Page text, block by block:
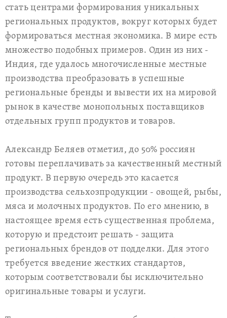
стать центрами формирования уникальных
региональных продуктов, вокруг которых будет
формироваться местная экономика. В мире есть
множество подобных примеров. Один из них -
Индия, где удалось многочисленные местные
производства преобразовать в успешные
региональные бренды и вывести их на мировой
рынок в качестве монопольных поставщиков
отдельных групп продуктов и товаров.
Александр Беляев отметил, до 50% россиян
готовы переплачивать за качественный местный
продукт. В первую очередь это касается
производства сельхозпродукции - овощей, рыбы,
мяса и молочных продуктов. По его мнению, в
настоящее время есть существенная проблема,
которую и предстоит решать - защита
региональных брендов от подделки. Для этого
требуется введение жестких стандартов,
которым соответствовали бы исключительно
оригинальные товары и услуги.